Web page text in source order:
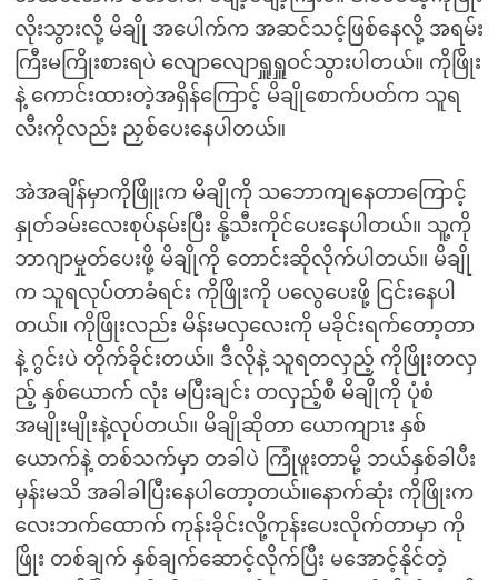
လိုးသွားလို့ မိချို အပေါက်က အဆင်သင့်ဖြစ်နေလို့ အရမ်း
ကြီးမကြိုးစားရပဲ လျောလျောရှူရှူဝင်သွားပါတယ်။ ကိုဖြိုး
နဲ့ ကောင်းထားတဲ့အရှိန်ကြောင့် မိချိုစောက်ပတ်က သူရ
လီးကိုလည်း ညှစ်ပေးနေပါတယ်။
အဲအချိန်မှာကိုဖြိူးက မိချိုကို သဘောကျနေတာကြောင့်
နှုတ်ခမ်းလေးစုပ်နမ်းပြီး နို့သီးကိုင်ပေးနေပါတယ်။ သူ့ကို
ဘာဂျာမှုတ်ပေးဖို့ မိချိုကို တောင်းဆိုလိုက်ပါတယ်။ မိချို
က သူရလုပ်တာခံရင်း ကိုဖြိုးကို ပလွေပေးဖို့ ငြင်းနေပါ
တယ်။ ကိုဖြိုးလည်း မိန်းမလှလေးကို မခိုင်းရက်တော့တာ
နဲ့ ဂွင်းပဲ တိုက်ခိုင်းတယ်။ ဒီလိုနဲ့ သူရတလှည့် ကိုဖြိုးတလှ
ည့် နှစ်ယောက် လုံး မပြီးချင်း တလှည့်စီ မိချိုကို ပုံစံ
အမျိုးမျိုးနဲ့လုပ်တယ်။ မိချိုဆိုတာ ယောကျာၤး နှစ်
ယောက်နဲ့ တစ်သက်မှာ တခါပဲ ကြုံဖူးတာမို့ ဘယ်နှစ်ခါပီး
မှန်းမသိ အခါခါပြီးနေပါတော့တယ်။နောက်ဆုံး ကိုဖြိုးက
လေးဘက်ထောက် ကုန်းခိုင်းလို့ကုန်းပေးလိုက်တာမှာ ကို
ဖြိုး တစ်ချက် နှစ်ချက်ဆောင့်လိုက်ပြီး မအောင့်နိုင်တဲ့